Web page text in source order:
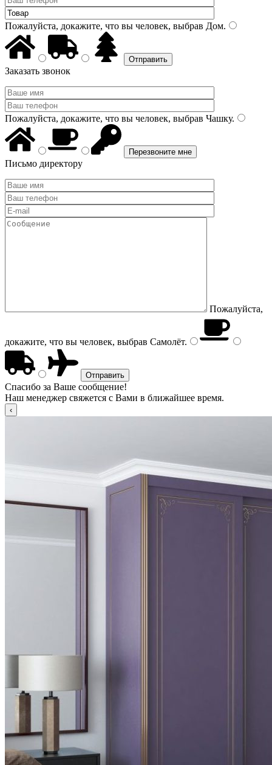
Пожалуйста, докажите, что вы человек, выбрав Дом.
Заказать звонок
Пожалуйста, докажите, что вы человек, выбрав Чашку.
Письмо директору
Пожалуйста,
докажите, что вы человек, выбрав Самолёт.
Спасибо за Ваше сообщение!
Наш менеджер свяжется с Вами в ближайшее время.